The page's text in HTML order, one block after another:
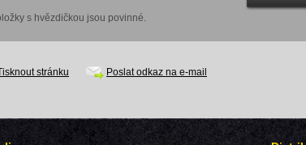
s hvězdičkou jsou povinné.
Tisknout stránku Poslat odkaz na e-mail